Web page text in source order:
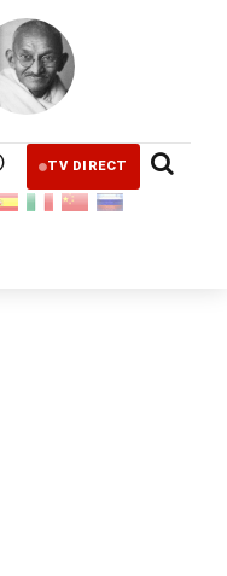
TV DIRECT